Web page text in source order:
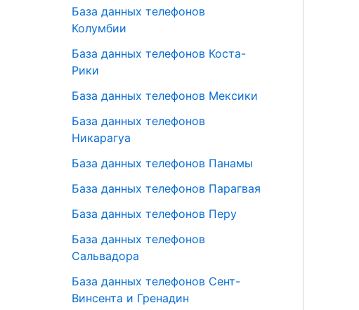
База данных телефонов
Колумбии
База данных телефонов Коста-
Рики
База данных телефонов Мексики
База данных телефонов
Никарагуа
База данных телефонов Панамы
База данных телефонов Парагвая
База данных телефонов Перу
База данных телефонов
Сальвадора
База данных телефонов Сент-
Винсента и Гренадин